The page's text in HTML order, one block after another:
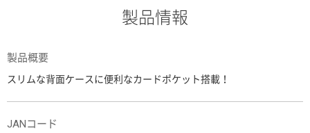
製品情報
製品概要
スリムな背面ケースに便利なカードポケット搭載！
JANコード